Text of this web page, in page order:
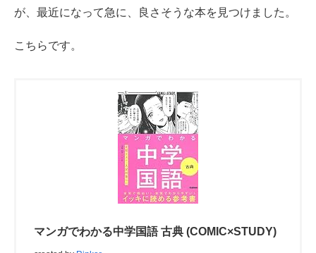
が、最近になって急に、良さそうな本を見つけました。
こちらです。
マンガでわかる中学国語 古典 (COMIC×STUDY)